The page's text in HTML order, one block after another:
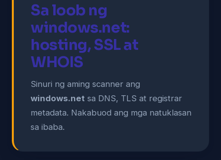
Sa loob ng
windows.net:
hosting, SSL at
WHOIS
Sinuri ng aming scanner ang
windows.net sa DNS, TLS at registrar
metadata. Nakabuod ang mga natuklasan
sa ibaba.